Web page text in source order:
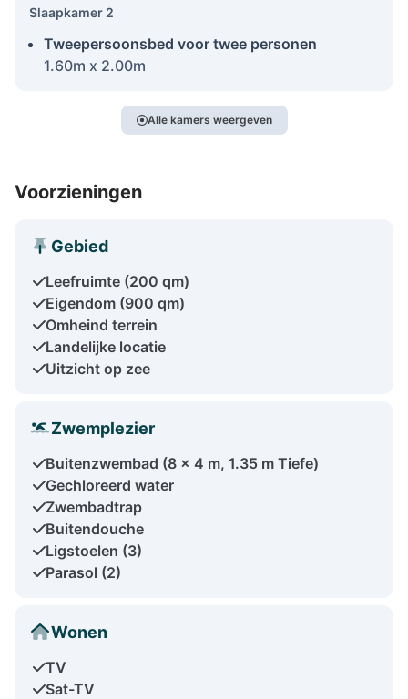
Slaapkamer 2
Tweepersoonsbed voor twee personen
1.60m x 2.00m
Alle kamers weergeven
Voorzieningen
Gebied
Leefruimte (200 qm)
Eigendom (900 qm)
Omheind terrein
Landelijke locatie
Uitzicht op zee
Zwemplezier
Buitenzwembad (8 x 4 m, 1.35 m Tiefe)
Gechloreerd water
Zwembadtrap
Buitendouche
Ligstoelen (3)
Parasol (2)
Wonen
TV
Sat-TV